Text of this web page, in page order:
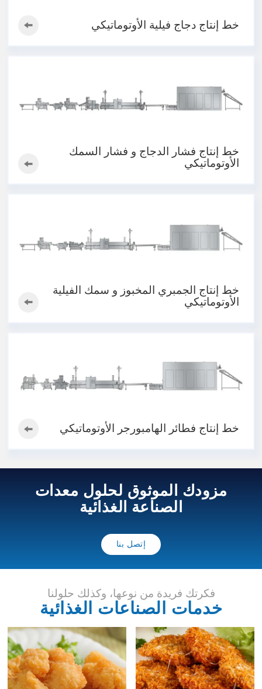
خط إنتاج دجاج فيلية الأوتوماتيكي
خط إنتاج فشار الدجاج و فشار السمك
الأوتوماتيكي
خط إنتاج الجمبري المخبوز و سمك الفيلية
الأوتوماتيكي
خط إنتاج فطائر الهامبورجر الأوتوماتيكي
مزودك الموثوق لحلول معدات
الصناعة الغذائية
إتصل بنا
فكرتك فريدة من نوعها، وكذلك حلولنا
خدمات الصناعات الغذائية